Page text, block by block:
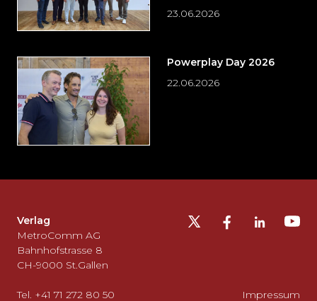
23.06.2026
Powerplay Day 2026
22.06.2026
auslassen
und
zurück
zum
Verlag
MetroComm AG
Bahnhofstrasse 8
CH-9000 St.Gallen
Tel. +41 71 272 80 50 Impressum